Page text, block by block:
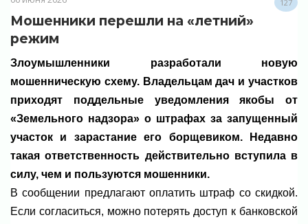
127
Мошенники перешли на «летний»
режим
Злоумышленники разработали новую
мошенническую схему. Владельцам дач и участков
приходят поддельные уведомления якобы от
«Земельного надзора» о штрафах за запущенный
участок и зарастание его борщевиком. Недавно
такая ответственность действительно вступила в
силу, чем и пользуются мошенники.
В сообщении предлагают оплатить штраф со скидкой.
Если согласиться, можно потерять доступ к банковской